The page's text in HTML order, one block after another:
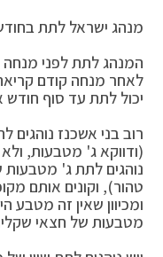
מנהג ישראל לתת
המנהג לתת לפני מנחה
לאחר מנחה קודם
יכול לתת עד סוף
רוב בני אשכנז
(ודווקא ג' מטבעות,
נוהגים לתת ג' מטבעות
טהור), וקונים אותם
ומכיוון שאין זה
מטבעות של חצאי